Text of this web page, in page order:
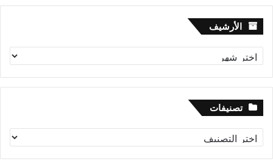
الأرشيف الأرشيف
تصنيفات
تصنيفات